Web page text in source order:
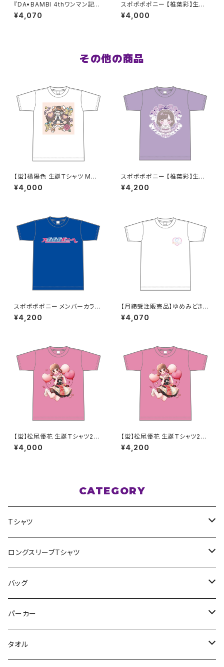
『DA•BAMBI 4thワンマン記念
Ｔシャツ』XXL〜XXXLサイズ
¥4,070
スポポポポニー 【椎葉彩】生誕
祭Tシャツ S〜XLサイズ
¥4,000
その他の商品
【蛍】橘陽色 生誕Ｔシャツ M〜X
Lサイズ
¥4,000
スポポポポニー 【椎葉彩】生誕
祭Tシャツ XXL〜XXXLサイズ
¥4,200
スポポポポニー メンバーカラー
シンプルデザイン ロゴTシャツ
ブルー XXL〜XXXLサイズ
¥4,200
【月締受注販売品】ゆめみどきT
シャツ(ゆめT) XXL〜XXXLサ
イズ
¥4,070
【蛍】松尾優花 生誕Ｔシャツ202
5 M〜XLサイズ
¥4,000
【蛍】松尾優花 生誕Ｔシャツ202
5 XXL〜XXXLサイズ
¥4,200
CATEGORY
Tシャツ
スポポポポニー
花いろは
Milky✳︎Sphene
シークレットシャノワール
ロングスリーブTシャツ
HIGH HIGH BEAM
Milky✳︎Sphene
バッグ
サコッシュ
パーカー
スポポポポニー
タオル